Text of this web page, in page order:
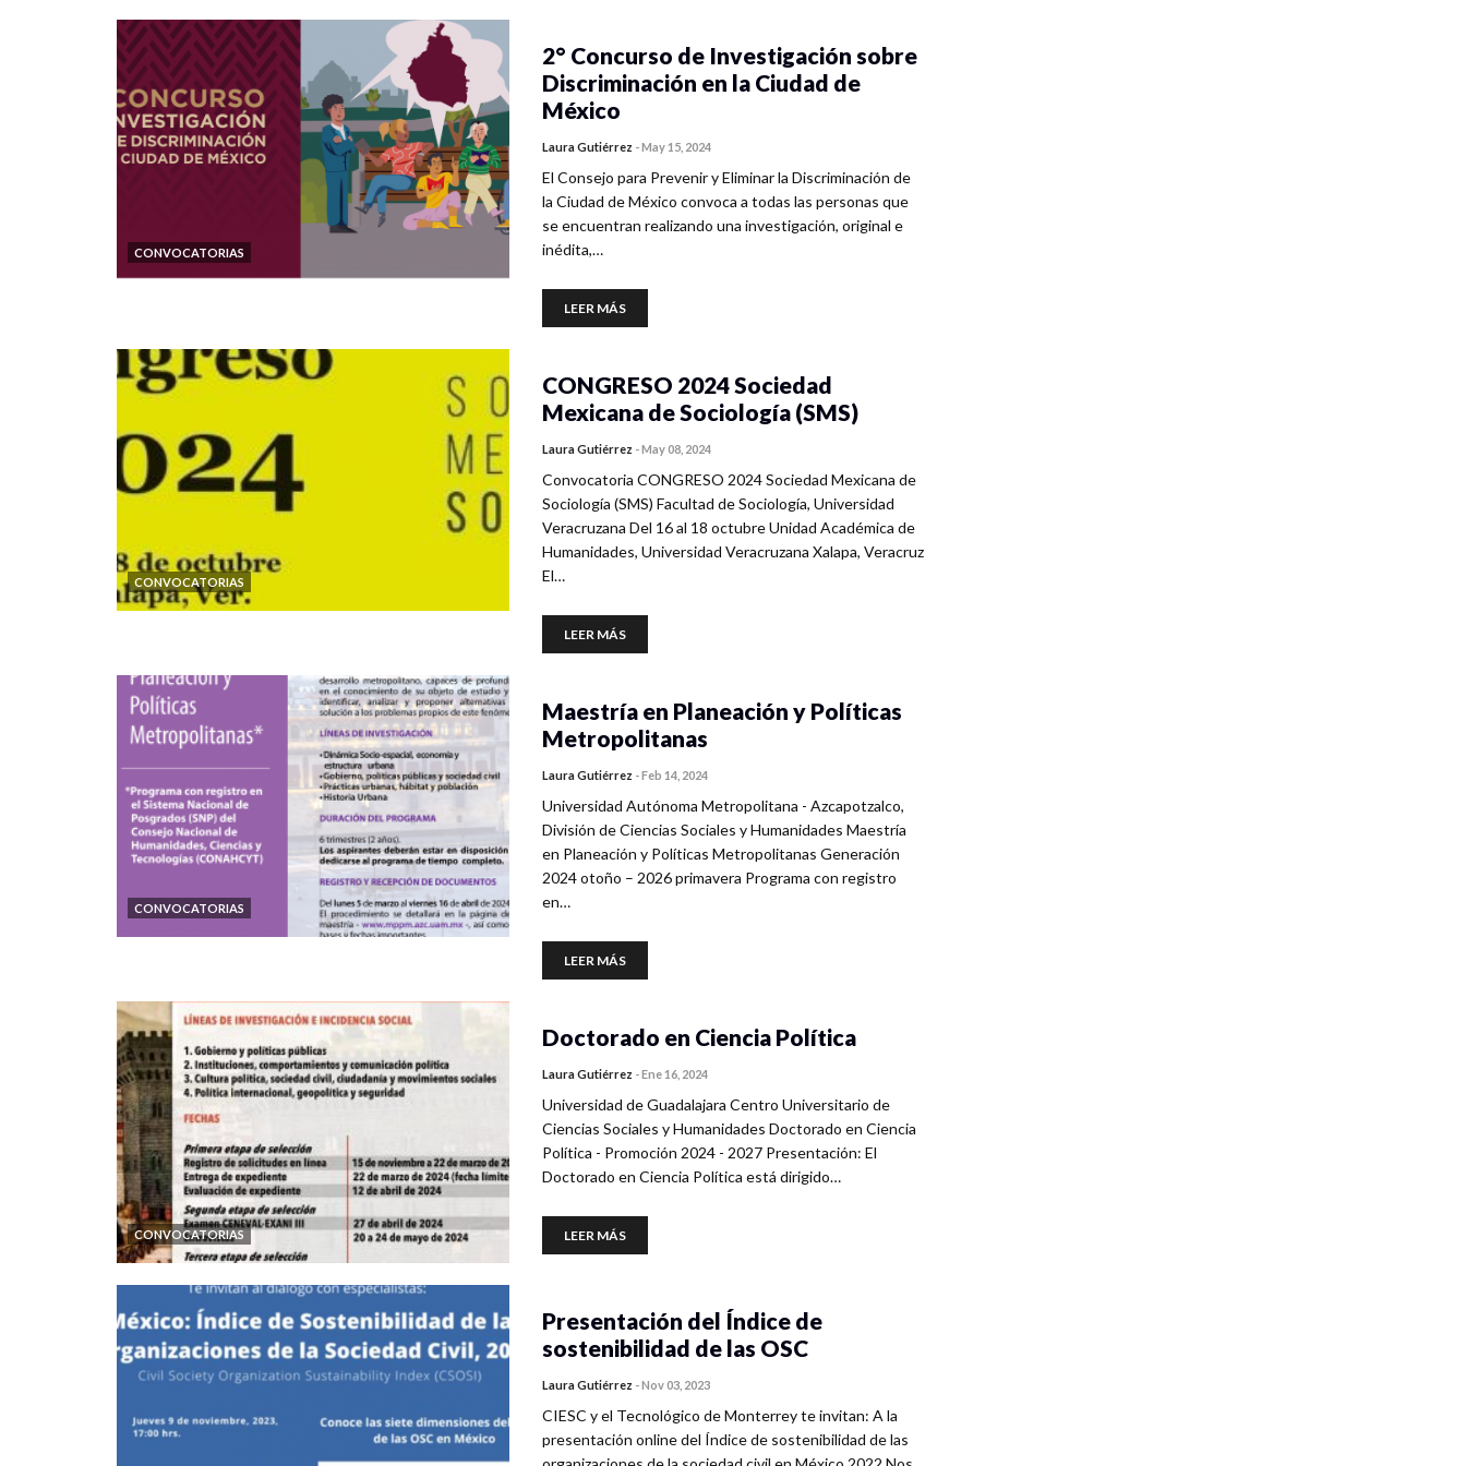
CONVOCATORIAS
2° Concurso de Investigación sobre
Discriminación en la Ciudad de
México
Laura Gutiérrez -May 15, 2024
El Consejo para Prevenir y Eliminar la Discriminación de
la Ciudad de México convoca a todas las personas que
se encuentran realizando una investigación, original e
inédita,…
LEER MÁS
CONVOCATORIAS
CONGRESO 2024 Sociedad
Mexicana de Sociología (SMS)
Laura Gutiérrez -May 08, 2024
Convocatoria CONGRESO 2024 Sociedad Mexicana de
Sociología (SMS) Facultad de Sociología, Universidad
Veracruzana Del 16 al 18 octubre Unidad Académica de
Humanidades, Universidad Veracruzana Xalapa, Veracruz
El…
LEER MÁS
CONVOCATORIAS
Maestría en Planeación y Políticas
Metropolitanas
Laura Gutiérrez -Feb 14, 2024
Universidad Autónoma Metropolitana - Azcapotzalco,
División de Ciencias Sociales y Humanidades Maestría
en Planeación y Políticas Metropolitanas Generación
2024 otoño – 2026 primavera Programa con registro
en…
LEER MÁS
CONVOCATORIAS
Doctorado en Ciencia Política
Laura Gutiérrez -Ene 16, 2024
Universidad de Guadalajara Centro Universitario de
Ciencias Sociales y Humanidades Doctorado en Ciencia
Política - Promoción 2024 - 2027 Presentación: El
Doctorado en Ciencia Política está dirigido…
LEER MÁS
Presentación del Índice de
sostenibilidad de las OSC
Laura Gutiérrez -Nov 03, 2023
CIESC y el Tecnológico de Monterrey te invitan: A la
presentación online del Índice de sostenibilidad de las